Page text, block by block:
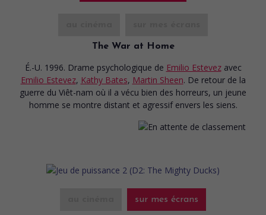
The War at Home
É.-U. 1996. Drame psychologique de Emilio Estevez avec
Emilio Estevez, Kathy Bates, Martin Sheen. De retour de la
guerre du Viêt-nam où il a vécu bien des horreurs, un jeune
homme se montre distant et agressif envers les siens.
sur mes écrans